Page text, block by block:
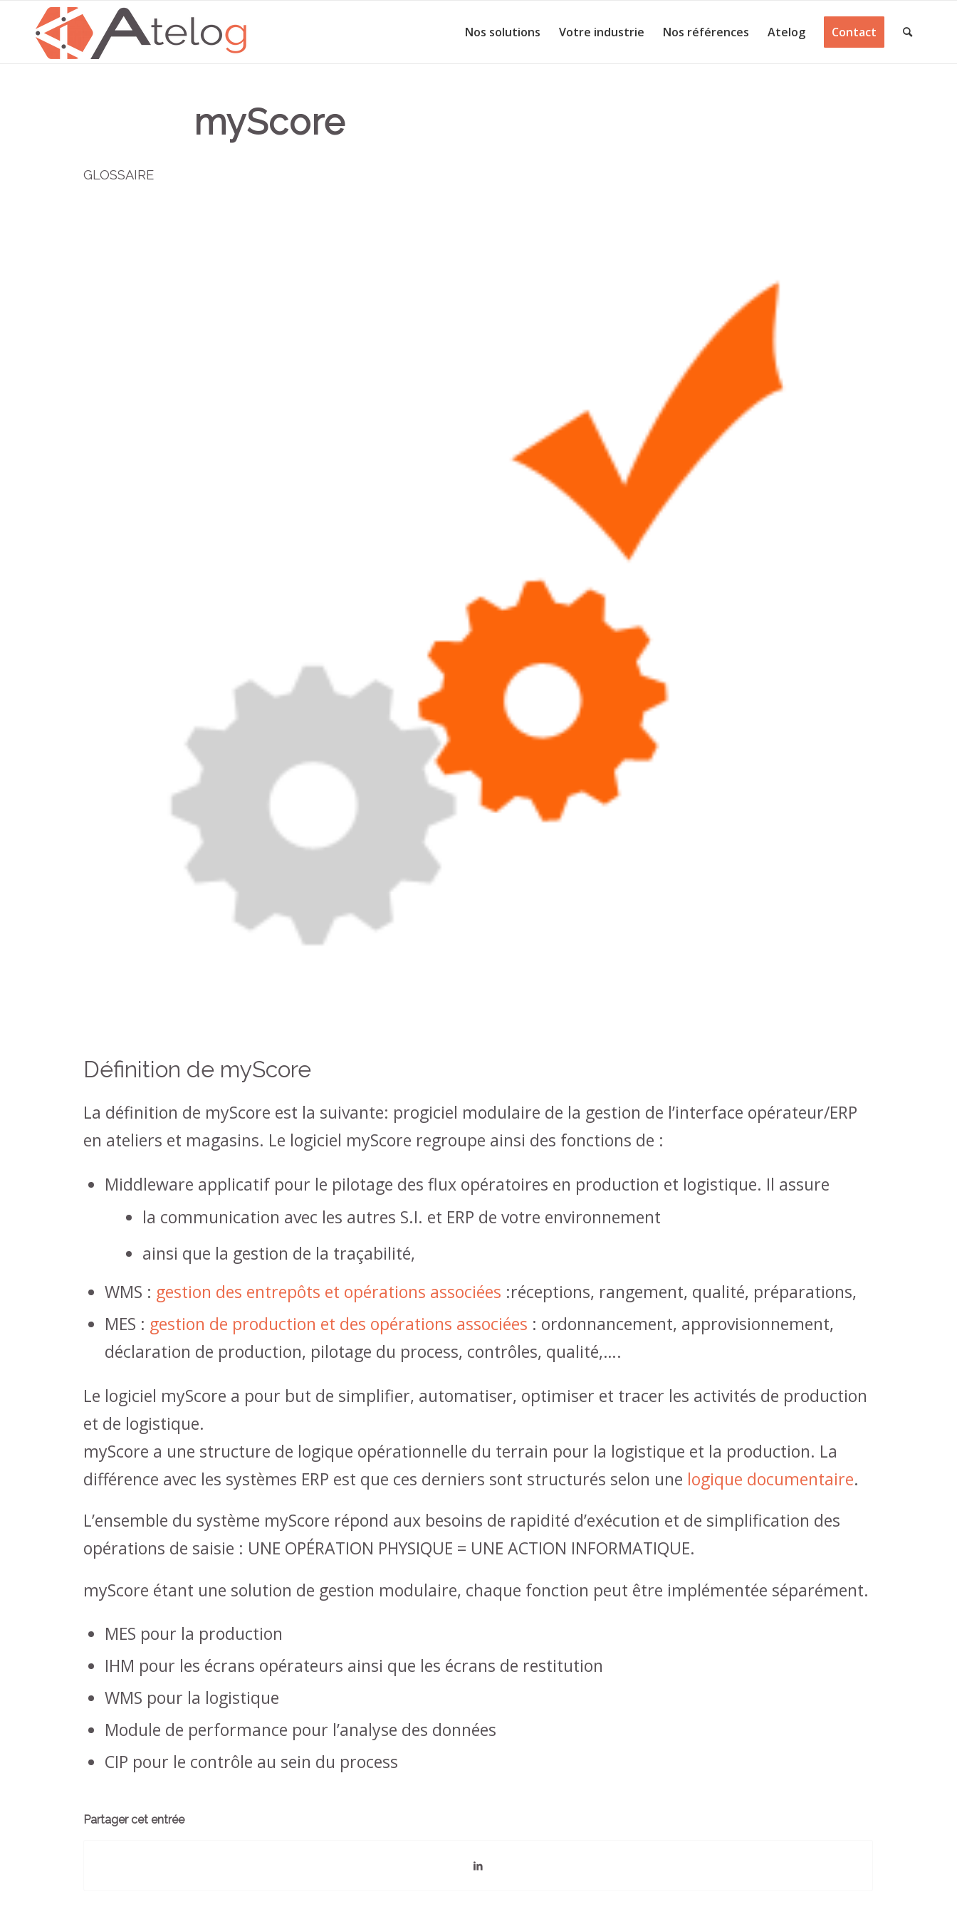
Nos solutions Votre industrie Nos références Atelog Contact
myScore
GLOSSAIRE
Définition de myScore
La définition de myScore est la suivante: progiciel modulaire de la gestion de l’interface opérateur/ERP
en ateliers et magasins. Le logiciel myScore regroupe ainsi des fonctions de :
Middleware applicatif pour le pilotage des flux opératoires en production et logistique. Il assure
la communication avec les autres S.I. et ERP de votre environnement
ainsi que la gestion de la traçabilité,
WMS : gestion des entrepôts et opérations associées :réceptions, rangement, qualité, préparations,
MES : gestion de production et des opérations associées : ordonnancement, approvisionnement,
déclaration de production, pilotage du process, contrôles, qualité,….
Le logiciel myScore a pour but de simplifier, automatiser, optimiser et tracer les activités de production
et de logistique.
myScore a une structure de logique opérationnelle du terrain pour la logistique et la production. La
différence avec les systèmes ERP est que ces derniers sont structurés selon une logique documentaire.
L’ensemble du système myScore répond aux besoins de rapidité d’exécution et de simplification des
opérations de saisie : UNE OPÉRATION PHYSIQUE = UNE ACTION INFORMATIQUE.
myScore étant une solution de gestion modulaire, chaque fonction peut être implémentée séparément.
MES pour la production
IHM pour les écrans opérateurs ainsi que les écrans de restitution
WMS pour la logistique
Module de performance pour l’analyse des données
CIP pour le contrôle au sein du process
Partager cet entrée